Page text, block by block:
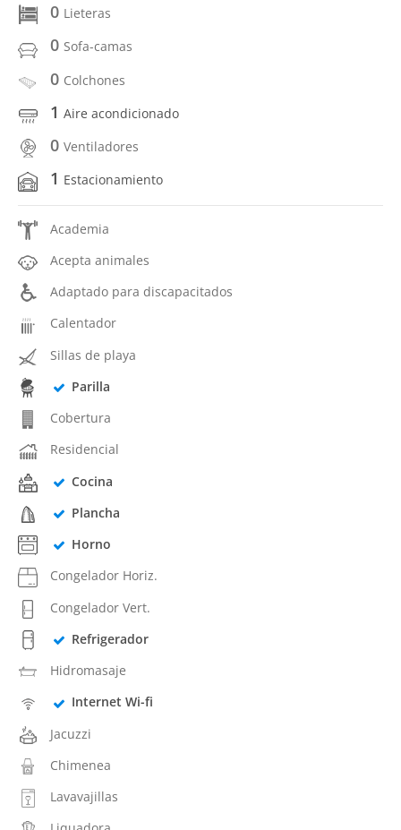
0 Lieteras
0 Sofa-camas
0 Colchones
1 Aire acondicionado
0 Ventiladores
1 Estacionamiento
Academia
Acepta animales
Adaptado para discapacitados
Calentador
Sillas de playa
Parilla
Cobertura
Residencial
Cocina
Plancha
Horno
Congelador Horiz.
Congelador Vert.
Refrigerador
Hidromasaje
Internet Wi-fi
Jacuzzi
Chimenea
Lavavajillas